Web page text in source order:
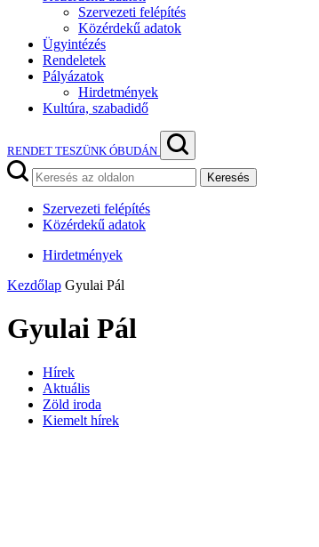
Szervezeti felépítés
Közérdekű adatok
Ügyintézés
Rendeletek
Pályázatok
Hirdetmények
Kultúra, szabadidő
RENDET TESZÜNK ÓBUDÁN
Keresés
Szervezeti felépítés
Közérdekű adatok
Hirdetmények
Kezdőlap Gyulai Pál
Gyulai Pál
Hírek
Aktuális
Zöld iroda
Kiemelt hírek